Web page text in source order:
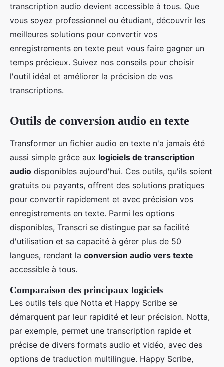
transcription audio devient accessible à tous. Que
vous soyez professionnel ou étudiant, découvrir les
meilleures solutions pour convertir vos
enregistrements en texte peut vous faire gagner un
temps précieux. Suivez nos conseils pour choisir
l'outil idéal et améliorer la précision de vos
transcriptions.
Outils de conversion audio en texte
Transformer un fichier audio en texte n'a jamais été
aussi simple grâce aux logiciels de transcription
audio disponibles aujourd'hui. Ces outils, qu'ils soient
gratuits ou payants, offrent des solutions pratiques
pour convertir rapidement et avec précision vos
enregistrements en texte. Parmi les options
disponibles, Transcri se distingue par sa facilité
d'utilisation et sa capacité à gérer plus de 50
langues, rendant la conversion audio vers texte
accessible à tous.
Comparaison des principaux logiciels
Les outils tels que Notta et Happy Scribe se
démarquent par leur rapidité et leur précision. Notta,
par exemple, permet une transcription rapide et
précise de divers formats audio et vidéo, avec des
options de traduction multilingue. Happy Scribe,